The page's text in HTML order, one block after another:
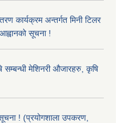
कार्यक्रम अन्तर्गत मिनी टिलर
सूचना !
मेशिनरी औजारहरु, कृषि
! (प्रयोगशाला उपकरण,